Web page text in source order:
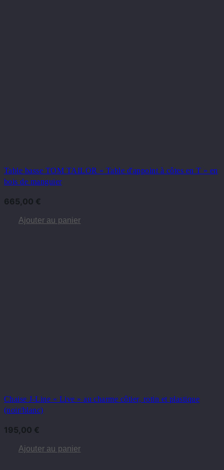
Table basse TOM TAILOR « Table d'appoint à côtes en T » en
bois de manguier
665,00 €
Ajouter au panier
Chaise J-Line « Live » au charme côtier, rotin et plastique
(noir/blanc)
195,00 €
Ajouter au panier